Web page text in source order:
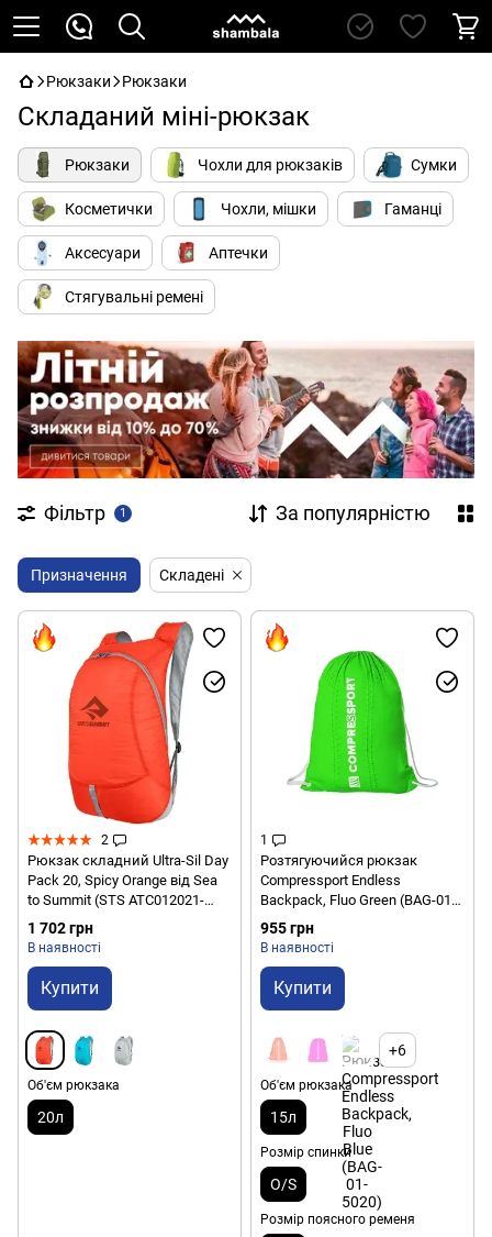
Рюкзаки Рюкзаки
Складаний міні-рюкзак
Рюкзаки Чохли для рюкзаків Сумки
Косметички Чохли, мішки Гаманці
Аксесуари Аптечки
Стягувальні ремені
Фільтр 1 За популярністю
Призначення Складені
2
Рюкзак складний Ultra-Sil Day
Pack 20, Spicy Orange від Sea
to Summit (STS ATC012021-
060811)
1 702 грн
В наявності
Купити
Об'єм рюкзака
20л
1
Розтягуючийся рюкзак
Compressport Endless
Backpack, Fluo Green (BAG-01-
6140)
955 грн
В наявності
Купити
+6
Об'єм рюкзака
15л
Розмір спинки
O/S
Розмір поясного ременя